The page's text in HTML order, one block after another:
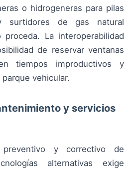
o hidrogeneras para pilas
surtidores de gas natural
proceda. La interoperabilidad
de reservar ventanas
tiempos improductivos y
vehicular.
y servicios
preventivo y correctivo de
alternativas exige